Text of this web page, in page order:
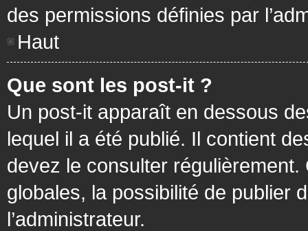
des permissions définies par
Haut
Que sont les post-it ?
Un post-it apparaît en dessous
lequel il a été publié. Il contient
devez le consulter
globales, la possibilité de publier
l’administrateur.